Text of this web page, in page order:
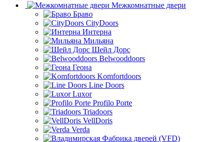
Межкомнатные двери
Браво
CityDoors
Интерна
Мильяна
Шейл Дорс
Belwooddoors
Геона
Komfortdoors
Line Doors
Luxor
Profilo Porte
Triadoors
VellDoris
Verda